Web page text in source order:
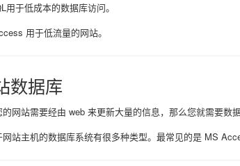
用于低成本的数据库访问。
用于低流量的网站。
数据库
网站需要经由 web 来更新大量的信息，那么您就需要数
网站主机的数据库系统有很多种类型。最常见的是 MS